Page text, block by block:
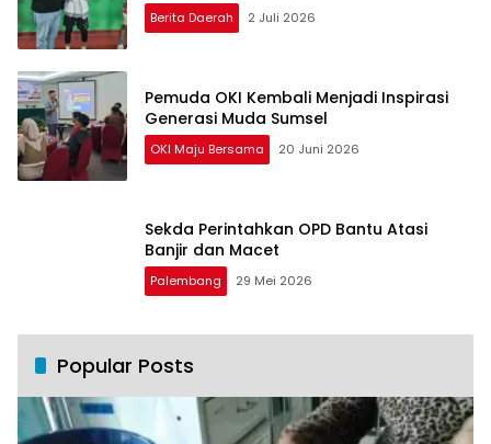
Berita Daerah 2 Juli 2026
Pemuda OKI Kembali Menjadi Inspirasi
Generasi Muda Sumsel
OKI Maju Bersama 20 Juni 2026
Sekda Perintahkan OPD Bantu Atasi
Banjir dan Macet
Palembang 29 Mei 2026
Popular Posts